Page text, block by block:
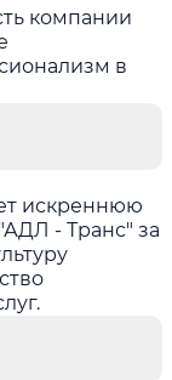
компании
в
искреннюю
- Транс" за